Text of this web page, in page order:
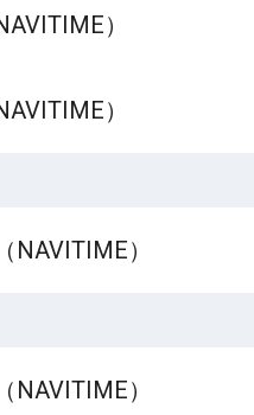
）
）
NAVITIME）
NAVITIME）